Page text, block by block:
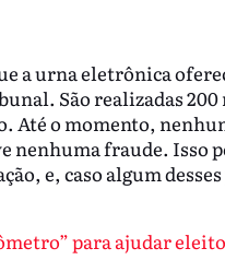
a urna eletrônica
São realizadas
Até o momento,
nenhuma fraude. Isso
e, caso algum
para ajudar